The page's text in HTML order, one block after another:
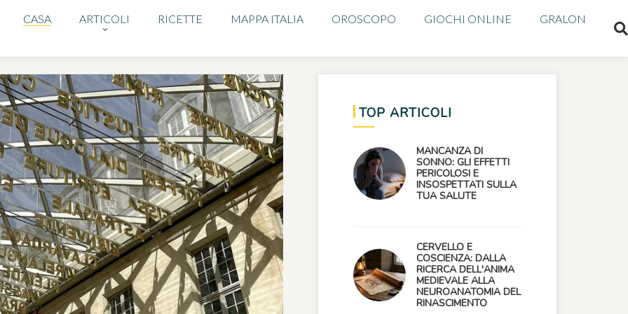
CASA ARTICOLI RICETTE MAPPA ITALIA OROSCOPO GIOCHI ONLINE GRALON
TOP ARTICOLI
MANCANZA DI
SONNO: GLI EFFETTI
PERICOLOSI E
INSOSPETTATI SULLA
TUA SALUTE
CERVELLO E
COSCIENZA: DALLA
RICERCA DELL'ANIMA
MEDIEVALE ALLA
NEUROANATOMIA DEL
RINASCIMENTO